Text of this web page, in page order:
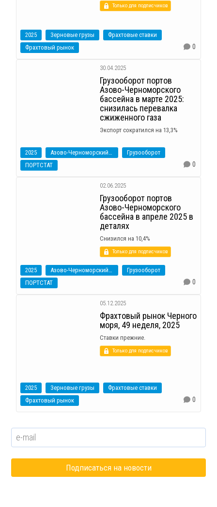
Только для подписчиков
2025 Зерновые грузы
Фрахтовые ставки
Фрахтовый рынок
0
30.04.2025
Грузооборот портов
Азово-Черноморского
бассейна в марте 2025:
снизилась перевалка
сжиженного газа
Экспорт сократился на 13,3%
2025 Азово-Черноморский бассейн
Грузооборот
ПОРТСТАТ
0
02.06.2025
Грузооборот портов
Азово-Черноморского
бассейна в апреле 2025 в
деталях
Снизился на 10,4%
Только для подписчиков
2025 Азово-Черноморский бассейн
Грузооборот
ПОРТСТАТ
0
05.12.2025
Фрахтовый рынок Черного
моря, 49 неделя, 2025
Ставки прежние.
Только для подписчиков
2025 Зерновые грузы
Фрахтовые ставки
Фрахтовый рынок
0